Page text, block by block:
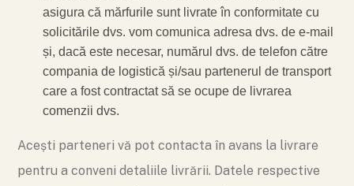
asigura că mărfurile sunt livrate în conformitate cu
solicitările dvs. vom comunica adresa dvs. de e-mail
și, dacă este necesar, numărul dvs. de telefon către
compania de logistică și/sau partenerul de transport
care a fost contractat să se ocupe de livrarea
comenzii dvs.
Acești parteneri vă pot contacta în avans la livrare
pentru a conveni detaliile livrării. Datele respective